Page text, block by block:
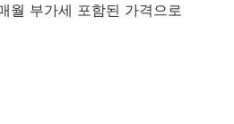
월 부가세 포함된 가격으로